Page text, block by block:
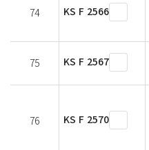
74 KS F 2566
75 KS F 2567
76 KS F 2570